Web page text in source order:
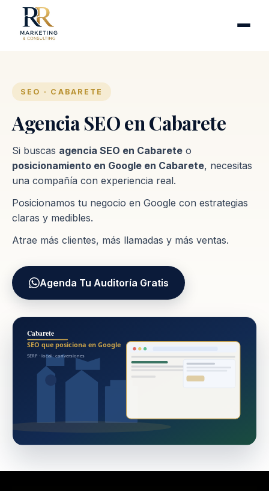
Industrias
Contacto
SEO · CABARETE
Agencia SEO en Cabarete
Si buscas agencia SEO en Cabarete o
posicionamiento en Google en Cabarete, necesitas
una compañía con experiencia real.
Posicionamos tu negocio en Google con estrategias
claras y medibles.
Atrae más clientes, más llamadas y más ventas.
Agenda Tu Auditoría Gratis